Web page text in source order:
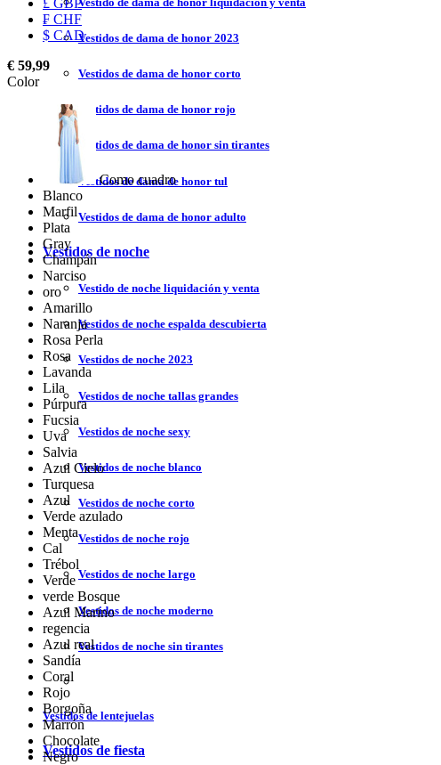
Vestidos de dama de honor 2023
Vestidos de dama de honor corto
Vestidos de dama de honor rojo
Vestidos de dama de honor sin tirantes
Vestidos de dama de honor tul
Vestidos de dama de honor adulto
Vestidos de noche
Vestido de noche liquidación y venta
Vestidos de noche espalda descubierta
Vestidos de noche 2023
Vestidos de noche tallas grandes
Vestidos de noche sexy
Vestidos de noche blanco
Vestidos de noche corto
Vestidos de noche rojo
Vestidos de noche largo
Vestidos de noche moderno
Vestidos de noche sin tirantes
Vestidos de lentejuelas
Vestidos de fiesta
£ GBP
₣ CHF
$ CAD
€ 59,99
Color
Como cuadro
Blanco
Marfil
Plata
Gray
Champán
Narciso
oro
Amarillo
Naranja
Rosa Perla
Rosa
Lavanda
Lila
Púrpura
Fucsia
Uva
Salvia
Azul Cielo
Turquesa
Azul
Verde azulado
Menta
Cal
Trébol
Verde
verde Bosque
Azul Marino
regencia
Azul real
Sandía
Coral
Rojo
Borgoña
Marrón
Chocolate
Negro